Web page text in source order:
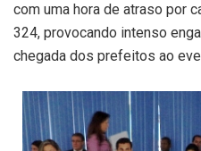
com uma hora de atraso por
324, provocando intenso
chegada dos prefeitos ao